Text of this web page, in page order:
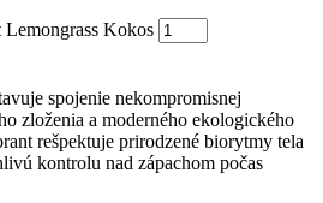
Lemongrass Kokos
spojenie nekompromisnej
zloženia a moderného ekologického
rešpektuje prirodzené biorytmy tela
kontrolu nad zápachom počas